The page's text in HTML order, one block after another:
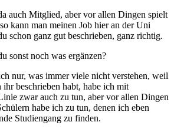
auch Mitglied, aber vor allen Dingen spielt
kann man meinen Job hier an der Uni
schon ganz gut beschrieben, ganz richtig.
sonst noch was ergänzen?
nur, was immer viele nicht verstehen, weil
ihr beschrieben habt, habe ich mit
zwar auch zu tun, aber vor allen Dingen
habe ich zu tun, denen ich eben
Studiengang zu finden.